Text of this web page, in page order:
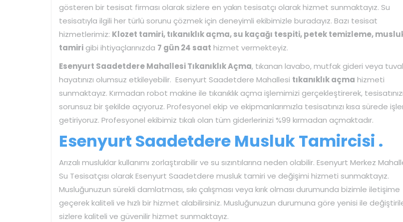
gösteren bir tesisat firması olarak sizlere en yakın tesisatçı olarak hizmet sunmaktayız. Su
tesisatıyla ilgili her türlü sorunu çözmek için deneyimli ekibimizle buradayız. Bazı tesisat
hizmetlerimiz: Klozet tamiri, tıkanıklık açma, su kaçağı tespiti, petek temizleme,
tamiri gibi ihtiyaçlarınızda 7 gün 24 saat hizmet vermekteyiz.
Esenyurt Saadetdere Mahallesi Tıkanıklık Açma, tıkanan lavabo, mutfak gideri veya
hayatınızı olumsuz etkileyebilir. Esenyurt Saadetdere Mahallesi tıkanıklık açma hizmeti
sunmaktayız. Kırmadan robot makine ile tıkanıklık açma işlemimizi gerçekleştirerek, tesisatınızı
sorunsuz bir şekilde açıyoruz. Profesyonel ekip ve ekipmanlarımızla tesisatınızı kısa sürede
getiriyoruz. Profesyonel ekibimiz tıkalı olan tüm giderlerinizi %99 kırmadan açmaktadır.
Esenyurt Saadetdere Musluk Tamircisi .
Arızalı musluklar kullanımı zorlaştırabilir ve su sızıntılarına neden olabilir. Esenyurt Merkez
Su Tesisatçısı olarak Esenyurt Saadetdere musluk tamiri ve değişimi hizmeti sunmaktayız.
Musluğunuzun sürekli damlatması, sıkı çalışması veya kırık olması durumunda bizimle iletişime
geçerek kaliteli ve hızlı bir hizmet alabilirsiniz. Musluğunuzun durumuna göre yenisi ile
sizlere kaliteli ve güvenilir hizmet sunmaktayız.